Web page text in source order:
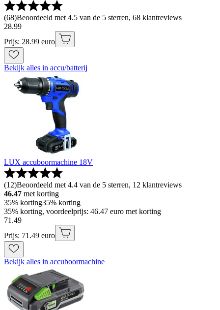
(68)Beoordeeld met 4.5 van de 5 sterren, 68 klantreviews
28.99
Prijs: 28.99 euro
Bekijk alles in accu/batterij
LUX accuboormachine 18V
(12)Beoordeeld met 4.4 van de 5 sterren, 12 klantreviews
46.47 met korting
35% korting35% korting
35% korting, voordeelprijs: 46.47 euro met korting
71.49
Prijs: 71.49 euro
Bekijk alles in accuboormachine